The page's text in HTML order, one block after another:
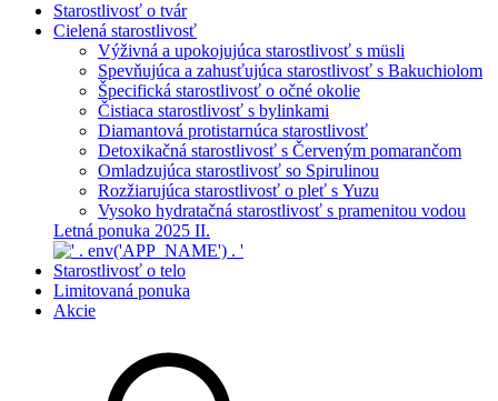
Starostlivosť o tvár
Cielená starostlivosť
Výživná a upokojujúca starostlivosť s müsli
Spevňujúca a zahusťujúca starostlivosť s Bakuchiolom
Špecifická starostlivosť o očné okolie
Čistiaca starostlivosť s bylinkami
Diamantová protistarnúca starostlivosť
Detoxikačná starostlivosť s Červeným pomarančom
Omladzujúca starostlivosť so Spirulinou
Rozžiarujúca starostlivosť o pleť s Yuzu
Vysoko hydratačná starostlivosť s pramenitou vodou
Letná ponuka 2025 II.
Starostlivosť o telo
Limitovaná ponuka
Akcie